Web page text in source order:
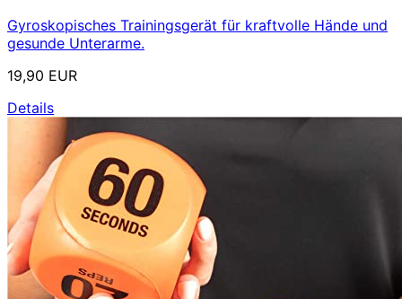
Gyroskopisches Trainingsgerät für kraftvolle Hände und
gesunde Unterarme.
19,90 EUR
Details